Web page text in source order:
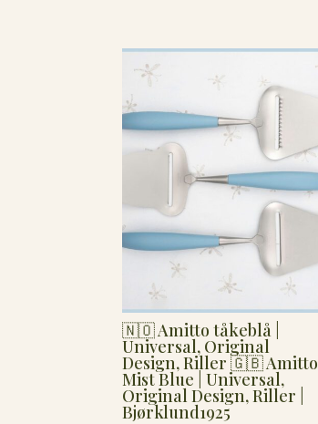
🇳🇴 Amitto tåkeblå |
Universal, Original
Design, Riller 🇬🇧 Amitto
Mist Blue | Universal,
Original Design, Riller |
Bjørklund1925